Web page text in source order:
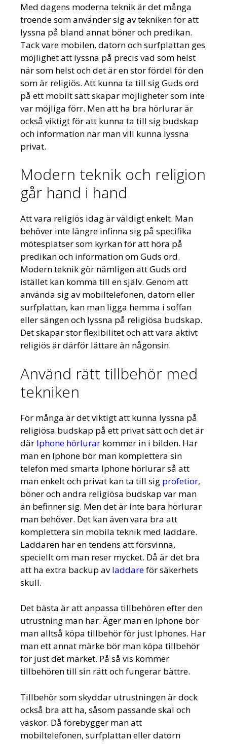
Med dagens moderna teknik är det många
troende som använder sig av tekniken för att
lyssna på bland annat böner och predikan.
Tack vare mobilen, datorn och surfplattan ges
möjlighet att lyssna på precis vad som helst
när som helst och det är en stor fördel för den
som är religiös. Att kunna ta till sig Guds ord
på ett mobilt sätt skapar möjligheter som inte
var möjliga förr. Men att ha bra hörlurar är
också viktigt för att kunna ta till sig budskap
och information när man vill kunna lyssna
privat.
Modern teknik och religion
går hand i hand
Att vara religiös idag är väldigt enkelt. Man
behöver inte längre infinna sig på specifika
mötesplatser som kyrkan för att höra på
predikan och information om Guds ord.
Modern teknik gör nämligen att Guds ord
istället kan komma till en själv. Genom att
använda sig av mobiltelefonen, datorn eller
surfplattan, kan man ligga hemma i soffan
eller sängen och lyssna på religiösa budskap.
Det skapar stor flexibilitet och att vara aktivt
religiös är därför lättare än någonsin.
Använd rätt tillbehör med
tekniken
För många är det viktigt att kunna lyssna på
religiösa budskap på ett privat sätt och det är
där Iphone hörlurar kommer in i bilden. Har
man en Iphone bör man komplettera sin
telefon med smarta Iphone hörlurar så att
man enkelt och privat kan ta till sig profetior,
böner och andra religiösa budskap var man
än befinner sig. Men det är inte bara hörlurar
man behöver. Det kan även vara bra att
komplettera sin mobila teknik med laddare.
Laddaren har en tendens att försvinna,
speciellt om man reser mycket. Då är det bra
att ha extra backup avladdareför säkerhets
skull.
Det bästa är att anpassa tillbehören efter den
utrustning man har. Äger man en Iphone bör
man alltså köpa tillbehör för just Iphones. Har
man ett annat märke bör man köpa tillbehör
för just det märket. På så vis kommer
tillbehören till sin rätt och fungerar bättre.
Tillbehör som skyddar utrustningen är dock
också bra att ha, såsom passande skal och
väskor. Då förebygger man att
mobiltelefonen, surfplattan eller datorn